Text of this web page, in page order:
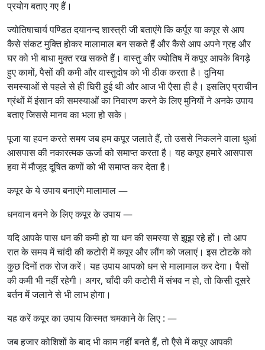
प्रयोग बताए गए हैं।
ज्योतिषाचार्य पण्डित दयानन्द शास्त्री जी बताएंगे कि कर्पूर या कपूर से आप
कैसे संकट मुक्ति होकर मालामाल बन सकते हैं और कैसे आप अपने ग्रह और
घर को भी बाधा मुक्त रख सकते हैं। वास्तु और ज्योतिष में कपूर आपके बिगड़े
हुए कामों, पैसों की कमी और वास्तुदोष को भी ठीक करता है। दुनिया
समस्याओं से पहले से ही घिरी हुई थी और आज भी एैसा ही है। इसलिए प्राचीन
ग्रंथों में इंसान की समस्याओं का निवारण करने के लिए मुनियों ने अनके उपाय
बताए जिससे मानव का भला हो सके।
पूजा या हवन करते समय जब हम कपूर जलाते हैं, तो उससे निकलने वाला धुआं
आसपास की नकारत्मक ऊर्जा को समाप्त करता है। यह कपूर हमारे आसपास
हवा में मौजूद दूषित कणों को भी समाप्त कर देता है।
कपूर के ये उपाय बनाएंगे मालामाल —
धनवान बनने के लिए कपूर के उपाय —
यदि आपके पास धन की कमी हो या धन की समस्या से झूझ रहे हों। तो आप
रात के समय में चांदी की कटोरी में कपूर और लौंग को जलाएं। इस टोटके को
कुछ दिनों तक रोज करें। यह उपाय आपको धन से मालामाल कर देगा। पैसों
की कमी भी नहीं रहेगी। अगर, चाँदी की कटोरी में संभव न हो, तो किसी दूसरे
बर्तन में जलाने से भी लाभ होगा।
यह करें कपूर का उपाय किस्मत चमकाने के लिए : —
जब हजार कोशिशों के बाद भी काम नहीं बनते हैं, तो एैसे में कपूर आपकी